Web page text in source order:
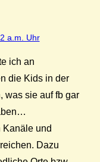
a.m. Uhr
ich an
die Kids in der
was sie auf fb gar
Kanäle und
Dazu